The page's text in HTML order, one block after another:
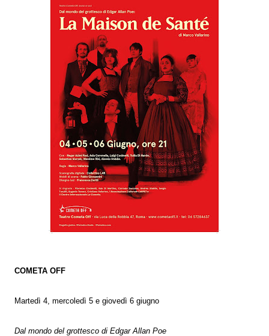
COMETA OFF
Martedì 4, mercoledì 5 e giovedì 6 giugno
Dal mondo del grottesco di Edgar Allan Poe